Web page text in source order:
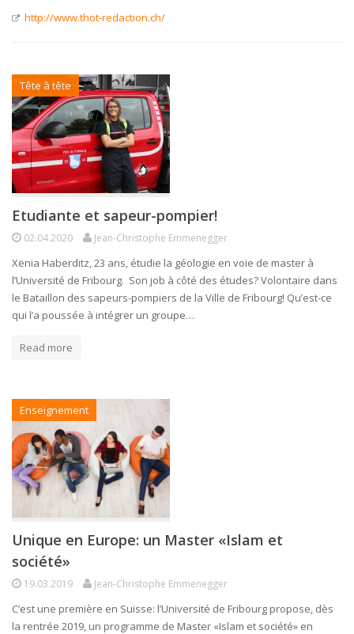
http://www.thot-redaction.ch/
Tête à tête
Etudiante et sapeur-pompier!
02.04.2020 Jean-Christophe Emmenegger
Xenia Haberditz, 23 ans, étudie la géologie en voie de master à
l’Université de Fribourg. Son job à côté des études? Volontaire dans
le Bataillon des sapeurs-pompiers de la Ville de Fribourg! Qu’est-ce
qui l’a poussée à intégrer un groupe…
Read more
Enseignement
Unique en Europe: un Master «Islam et
société»
19.03.2019 Jean-Christophe Emmenegger
C’est une première en Suisse: l’Université de Fribourg propose, dès
la rentrée 2019, un programme de Master «Islam et société» en